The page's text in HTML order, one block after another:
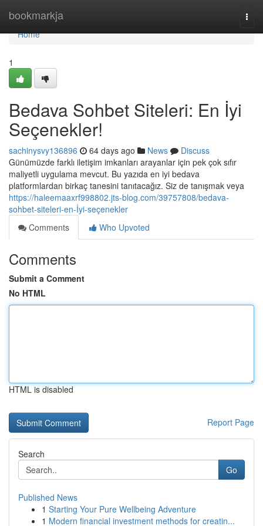
bookmarkja
Home
Home
1
Bedava Sohbet Siteleri: En İyi
Seçenekler!
sachinysvy136896 64 days ago News
Discuss
Günümüzde farklı iletişim imkanları arayanlar için pek çok sıfır
maliyetli uygulama mevcut. Bu yazıda en iyi bedava
platformlardan birkaç tanesini tanıtacağız. Siz de tanışmak veya
https://haleemaaxrf998802.jts-blog.com/39757808/bedava-
sohbet-siteleri-en-İyi-seçenekler
Comments
Who Upvoted
Comments
Submit a Comment
No HTML
HTML is disabled
Report Page
Search
Go
Published News
1 Starting Your Pure Wellbeing Adventure
1 Modern financial investment methods for creatin...